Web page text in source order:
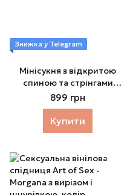
Знижка у Telegram
Мінісукня з відкритою
спиною та стрінгами
Penthouse - Earth-Shaker
Black
899 грн
Купити